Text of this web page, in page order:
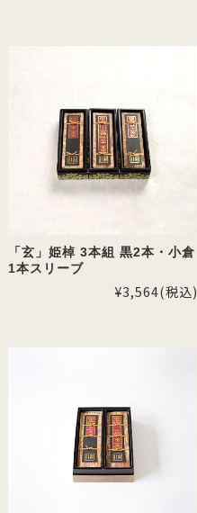
「玄」姫棹 3本組 黒2本・小倉
1本スリーブ
¥3,564(税込)